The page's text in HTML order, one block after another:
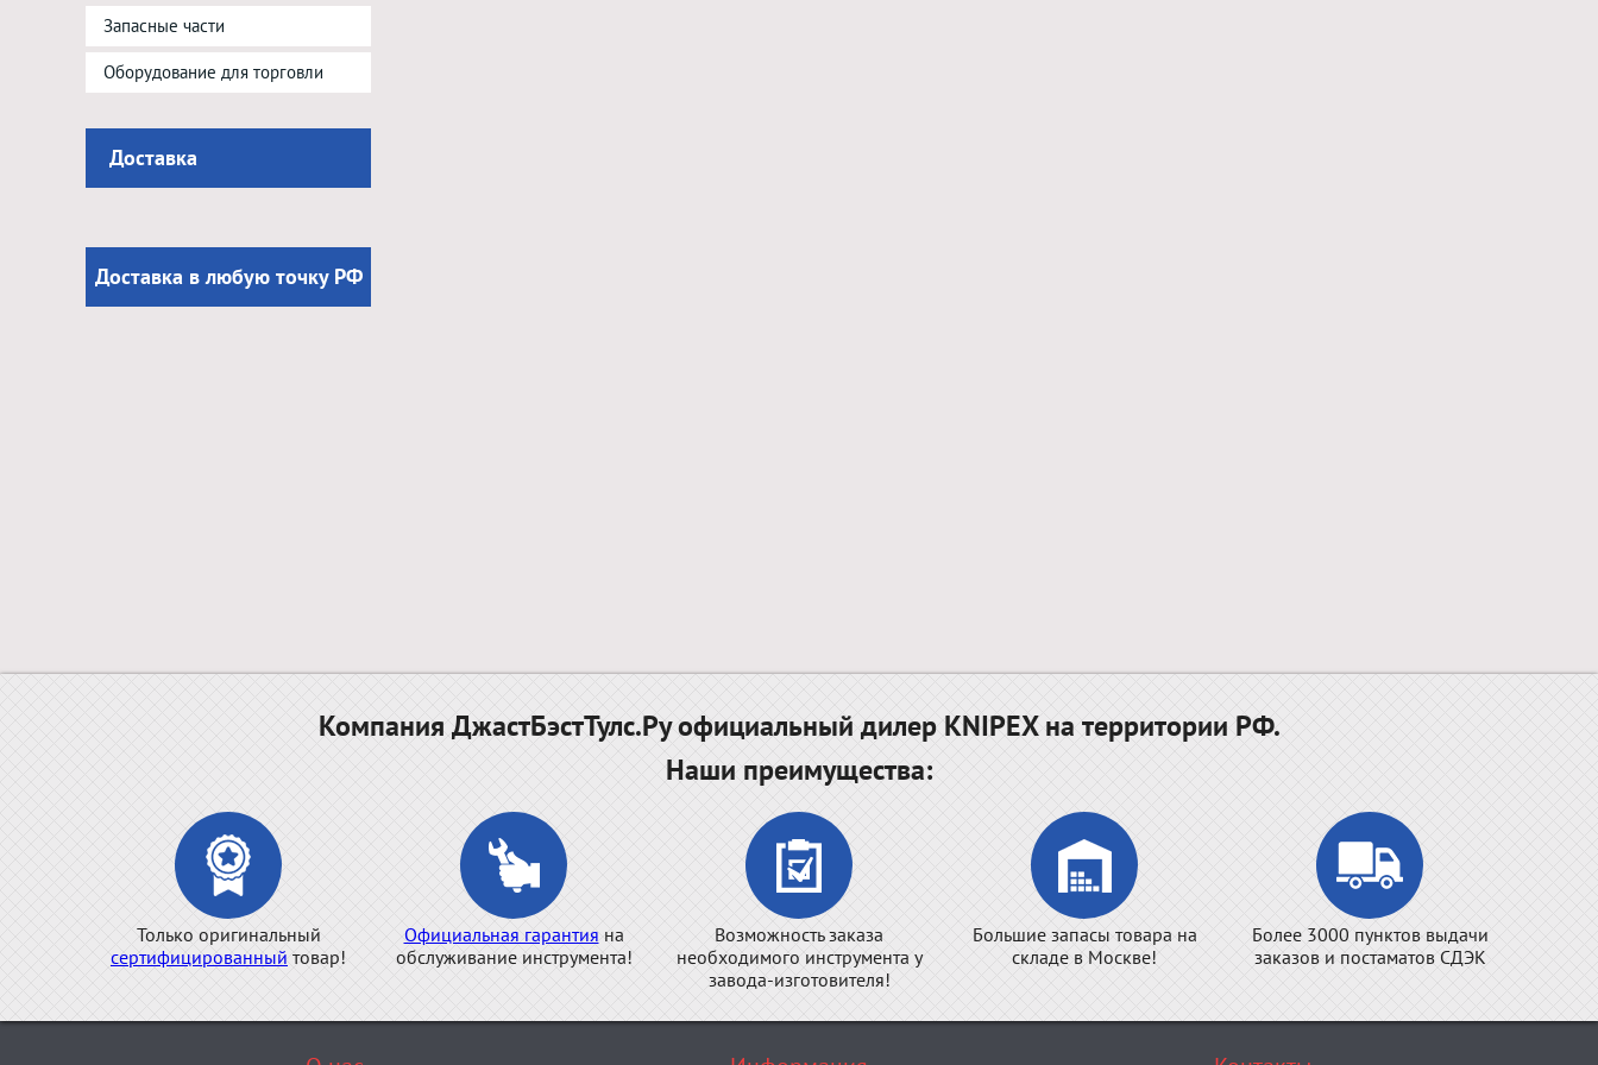
Запасные части
Оборудование для торговли
Доставка
Доставка в любую точку РФ
Компания ДжастБэстТулс.Ру официальный дилер KNIPEX на территории РФ.
Наши преимущества:
Только оригинальный
сертифицированный товар!
Официальная гарантия на
обслуживание инструмента!
Возможность заказа
необходимого инструмента у
завода-изготовителя!
Большие запасы товара на
складе в Москве!
Более 3000 пунктов выдачи
заказов и постаматов СДЭК